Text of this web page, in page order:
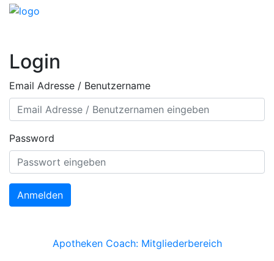
Login
Email Adresse / Benutzername
Password
Anmelden
Apotheken Coach: Mitgliederbereich